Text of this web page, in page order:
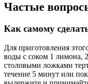
Частые
Как самому
Для приготовления
воды с соком 1 лимона,
столовыми ложками
течение 5 минут или